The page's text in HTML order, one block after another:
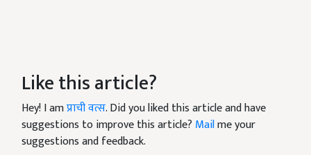
Like this article?
Hey! I amप्राची वत्स. Did you liked this article and have
suggestions to improve this article? Mailme your
suggestions and feedback.